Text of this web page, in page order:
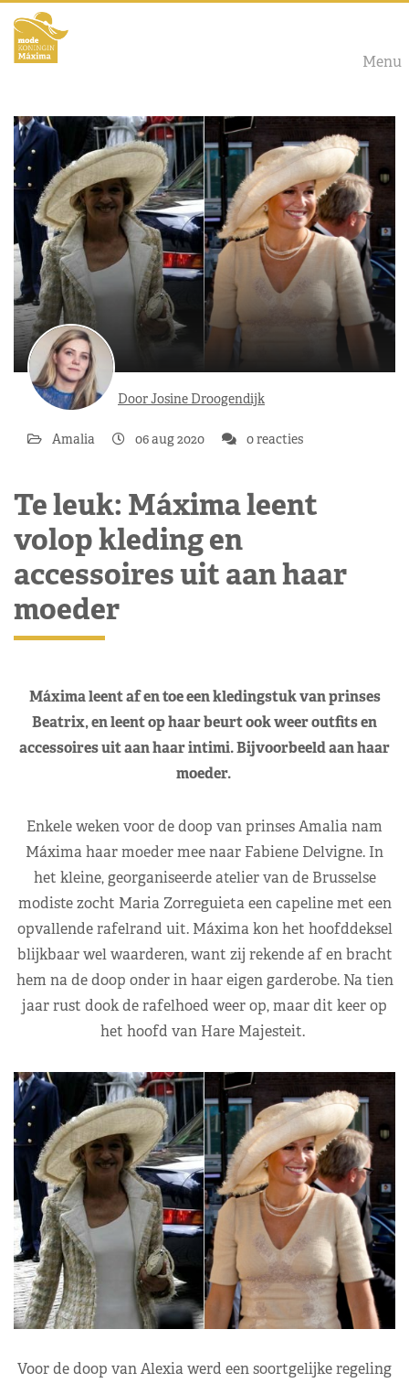
Menu
Door Josine Droogendijk
Amalia 06 aug 2020 0 reacties
Te leuk: Máxima leent
volop kleding en
accessoires uit aan haar
moeder
Máxima leent af en toe een kledingstuk van prinses
Beatrix, en leent op haar beurt ook weer outfits en
accessoires uit aan haar intimi. Bijvoorbeeld aan haar
moeder.
Enkele weken voor de doop van prinses Amalia nam
Máxima haar moeder mee naar Fabiene Delvigne. In
het kleine, georganiseerde atelier van de Brusselse
modiste zocht Maria Zorreguieta een capeline met een
opvallende rafelrand uit. Máxima kon het hoofddeksel
blijkbaar wel waarderen, want zij rekende af en bracht
hem na de doop onder in haar eigen garderobe. Na tien
jaar rust dook de rafelhoed weer op, maar dit keer op
het hoofd van Hare Majesteit.
Voor de doop van Alexia werd een soortgelijke regeling